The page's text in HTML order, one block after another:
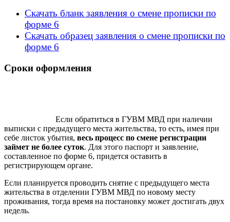
Скачать бланк заявления о смене прописки по
форме 6
Скачать образец заявления о смене прописки по
форме 6
Сроки оформления
Если обратиться в ГУВМ МВД при наличии
выписки с предыдущего места жительства, то есть, имея при
себе листок убытия, весь процесс по смене регистрации
займет не более суток. Для этого паспорт и заявление,
составленное по форме 6, придется оставить в
регистрирующем органе.
Если планируется проводить снятие с предыдущего места
жительства в отделении ГУВМ МВД по новому месту
проживания, тогда время на постановку может достигать двух
недель.